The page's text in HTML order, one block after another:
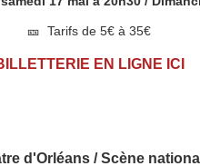
🎫 Tarifs de 5€ à 35€
EN LIGNE ICI
d'Orléans / Scène